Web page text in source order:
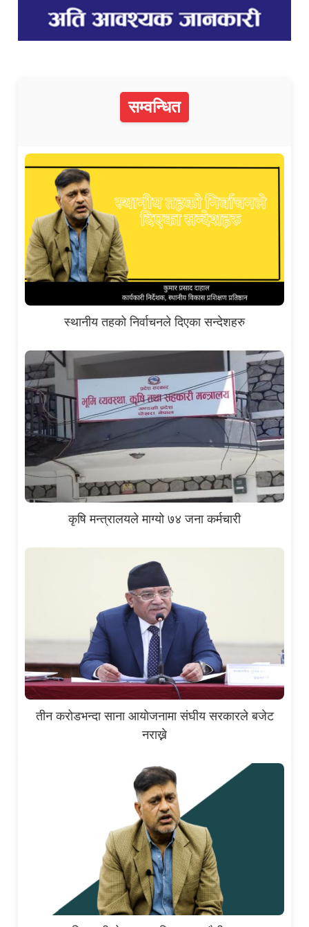
सम्वन्धित
स्थानीय तहको निर्वाचनले दिएका सन्देशहरु
कृषि मन्त्रालयले माग्यो ७४ जना कर्मचारी
तीन करोडभन्दा साना आयोजनामा संघीय सरकारले बजेट
नराख्ने